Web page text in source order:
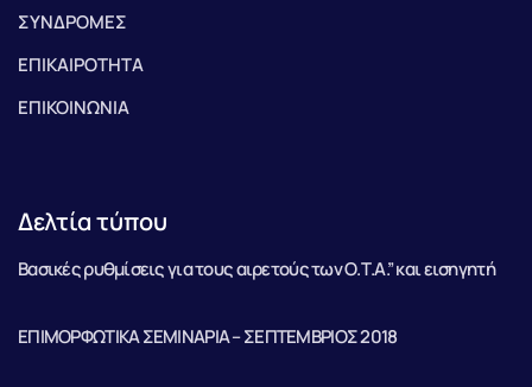
ΣΥΝΔΡΟΜΕΣ
ΕΠΙΚΑΙΡΟΤΗΤΑ
ΕΠΙΚΟΙΝΩΝΙΑ
Δελτία τύπου
Βασικές ρυθμίσεις για τους αιρετούς των Ο.Τ.Α.” και εισηγητή
ΕΠΙΜΟΡΦΩΤΙΚΑ ΣΕΜΙΝΑΡΙΑ – ΣΕΠΤΕΜΒΡΙΟΣ 2018